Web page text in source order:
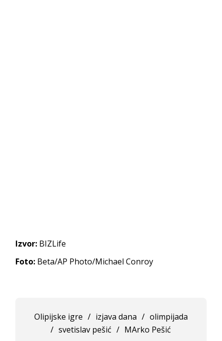
Izvor: BIZLife
Foto: Beta/AP Photo/Michael Conroy
Olipijske igre / izjava dana / olimpijada
/ svetislav pešić / MArko Pešić